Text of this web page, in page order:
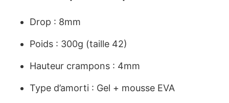
Drop : 8mm
Poids : 300g (taille 42)
Hauteur crampons : 4mm
Type d’amorti : Gel + mousse EVA